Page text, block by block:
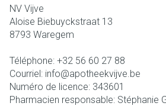
NV Vijve
Aloise Biebuyckstraat 13
8793 Waregem
Téléphone: +32 56 60 27 88
Courriel: info@apotheekvijve.be
Numéro de licence: 343601
Pharmacien responsable: Stéphanie